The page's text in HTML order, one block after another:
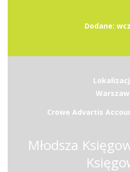
Dodane:
Crowe Advartis
Młodsza